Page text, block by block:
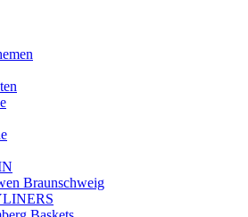
Braunschweig